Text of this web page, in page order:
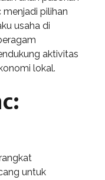
pilihan
usaha di
aktivitas
lokal.
untuk